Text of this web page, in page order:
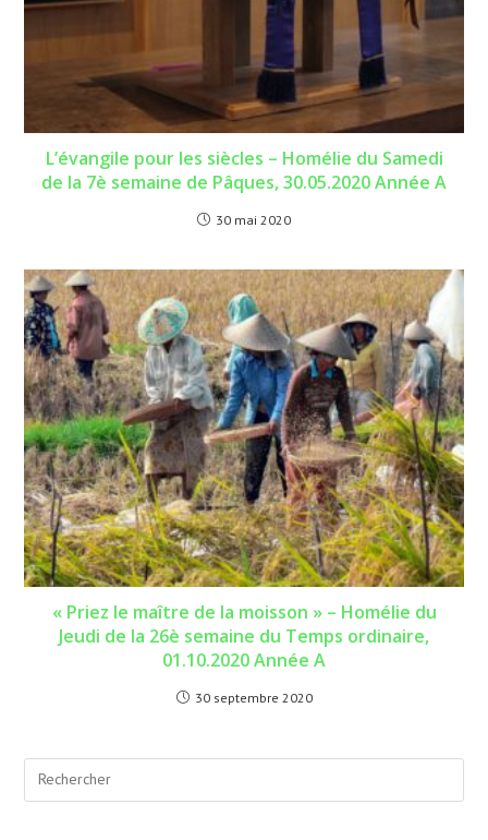
L’évangile pour les siècles – Homélie du Samedi
de la 7è semaine de Pâques, 30.05.2020 Année A
30 mai 2020
« Priez le maître de la moisson » – Homélie du
Jeudi de la 26è semaine du Temps ordinaire,
01.10.2020 Année A
30 septembre 2020